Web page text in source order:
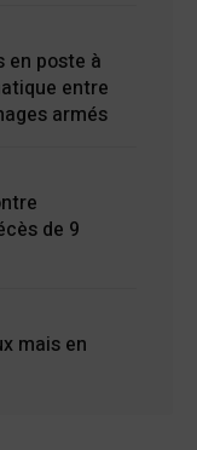
en poste à
entre
armés
de 9
mais en